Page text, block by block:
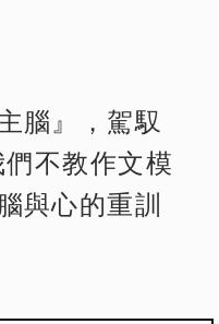
腦』，駕馭
不教作文模
與心的重訓